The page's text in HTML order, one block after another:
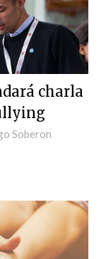
charla
Soberon